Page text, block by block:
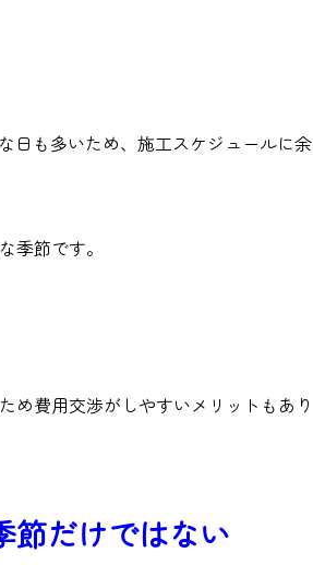
日も多いため、施工スケジュールに余
季節です。
め費用交渉がしやすいメリットもあり
節だけではない